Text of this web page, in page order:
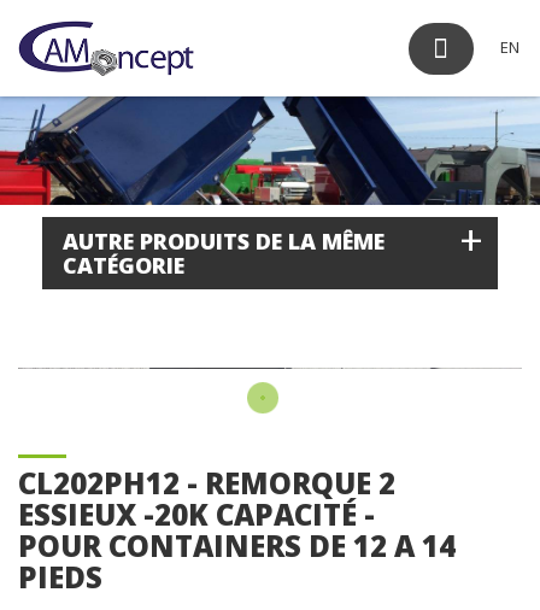
EN
AUTRE PRODUITS DE LA MÊME
CATÉGORIE
+
CL202PH12 - REMORQUE 2
ESSIEUX -20K CAPACITÉ -
POUR CONTAINERS DE 12 A 14
PIEDS